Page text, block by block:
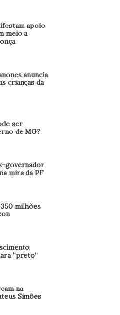
apoio
meio a
anuncia
crianças da
ser
de MG?
governador
mira da PF
milhões
“preto”
na
Simões